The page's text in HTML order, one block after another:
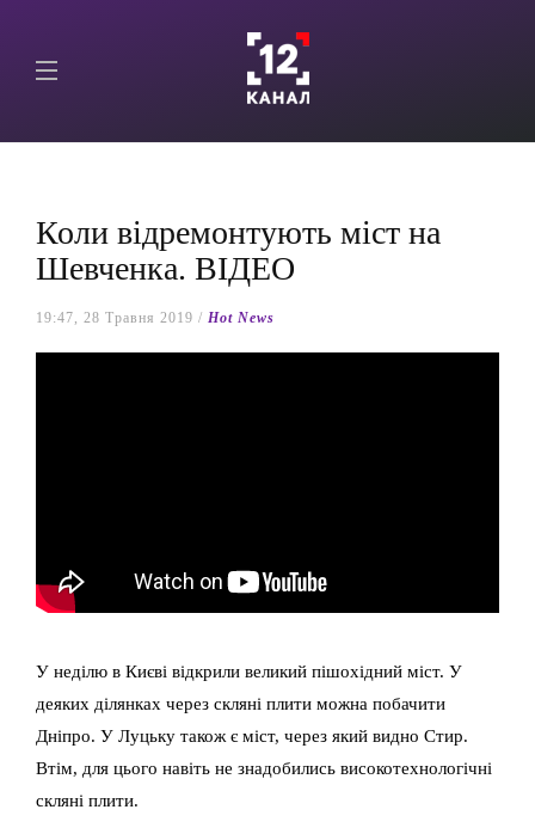
Коли відремонтують міст на
Шевченка. ВІДЕО
19:47, 28 Травня 2019 / Hot News
У неділю в Києві відкрили великий пішохідний міст. У
деяких ділянках через скляні плити можна побачити
Дніпро. У Луцьку також є міст, через який видно Стир.
Втім, для цього навіть не знадобились високотехнологічні
скляні плити.